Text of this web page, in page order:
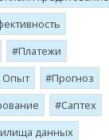
Платежи
Опыт
Прогноз
Саптех
данных